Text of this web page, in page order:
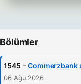
Bölümler
1545 - Commerzbank
06 Ağu 2026